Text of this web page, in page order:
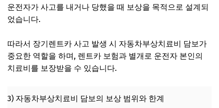
운전자가 사고를 내거나 당했을 때 보상을 목적으로 설계되
었습니다.
따라서 장기렌트카 사고 발생 시 자동차부상치료비 담보가
중요한 역할을 하며, 렌트카 보험과 별개로 운전자 본인의
치료비를 보장받을 수 있습니다.
3) 자동차부상치료비 담보의 보상 범위와 한계